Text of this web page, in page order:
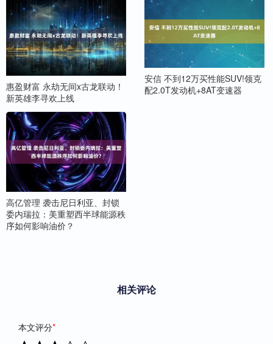
惠盈财富 永劫无间x古龙联动！
新英雄李寻欢上线
安信 不到12万买性能SUV!领克
配2.0T发动机+8AT变速器
高亿管理 袭击尼日利亚、封锁
委内瑞拉：美重塑西半球能源秩
序如何影响油价？
相关评论
本文评分*